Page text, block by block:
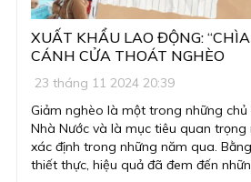
XUẤT KHẨU LAO ĐỘNG:
CÁNH CỬA THOÁT NGHÈO
23 tháng 11 2024 20:39
Giảm nghèo là một trong những
Nhà Nước và là mục tiêu quan
xác định trong những năm qua.
thiết thực, hiệu quả đã đem đến